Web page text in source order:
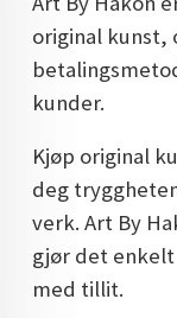
STORE MALERIER
NORSK KUNST
original kunst,
kunder.
Kjøp original
deg
verk. Art By
gjør det
med tillit.